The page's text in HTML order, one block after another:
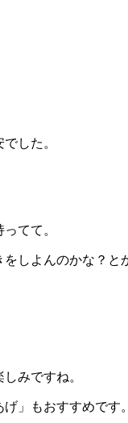
した。
てて。
しよんのかな？と
みですね。
」もおすすめです。